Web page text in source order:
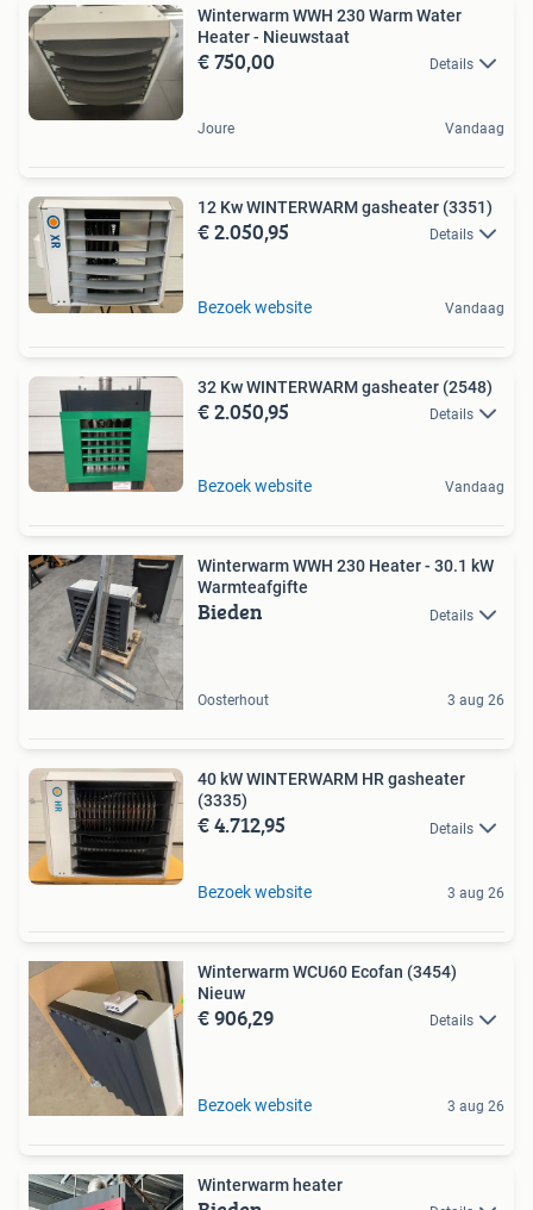
Winterwarm WWH 230 Warm Water
Heater - Nieuwstaat
€ 750,00 Details
Joure Vandaag
12 Kw WINTERWARM gasheater (3351)
€ 2.050,95 Details
Bezoek website Vandaag
32 Kw WINTERWARM gasheater (2548)
€ 2.050,95 Details
Bezoek website Vandaag
Winterwarm WWH 230 Heater - 30.1 kW
Warmteafgifte
Bieden Details
Oosterhout 3 aug 26
40 kW WINTERWARM HR gasheater
(3335)
€ 4.712,95 Details
Bezoek website 3 aug 26
Winterwarm WCU60 Ecofan (3454)
Nieuw
€ 906,29 Details
Bezoek website 3 aug 26
Winterwarm heater